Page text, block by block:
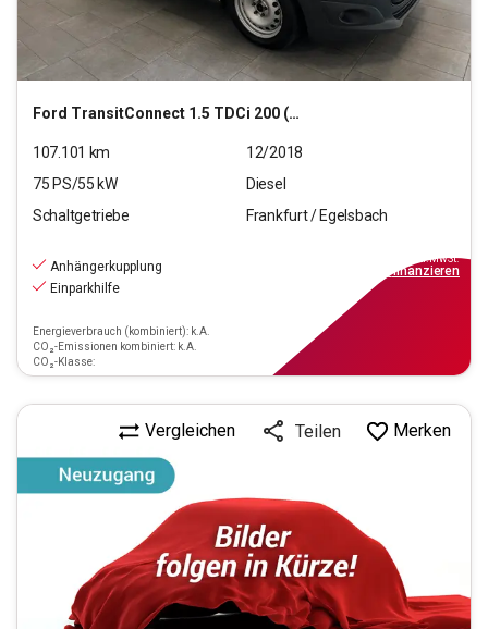
Ford TransitConnect 1.5 TDCi 200 (L1)
107.101 km
12/2018
75 PS/55 kW
Diesel
Schaltgetriebe
Frankfurt / Egelsbach
Anhängerkupplung
Einparkhilfe
Energieverbrauch (kombiniert): k.A.
CO₂-Emissionen kombiniert: k.A.
CO₂-Klasse:
inkl.MwSt.
finanzieren
Vergleichen Teilen Merken